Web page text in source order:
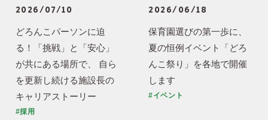
2026/07/10
どろんこパーソンに迫
る！「挑戦」と「安心」
が共にある場所で、 自ら
を更新し続ける施設長の
キャリアストーリー
#採用
2026/06/18
保育園選びの第一歩に、
夏の恒例イベント「どろ
んこ祭り」を各地で開催
します
#イベント